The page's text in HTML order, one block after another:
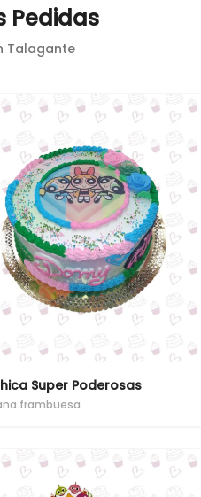
Pedidas
Talagante
Super Poderosas
frambuesa